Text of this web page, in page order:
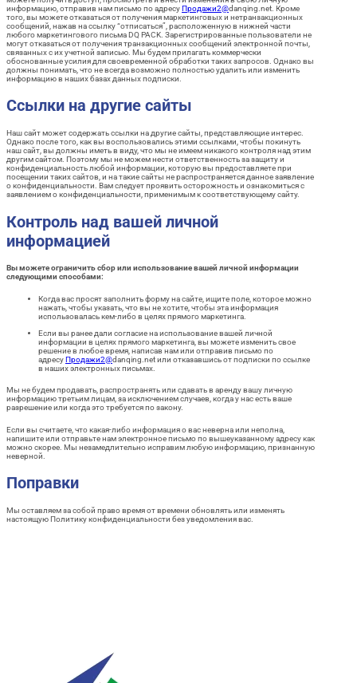
информацию, отправив нам письмо по адресуПродажи2@danqing.net. Кроме
того, вы можете отказаться от получения маркетинговых и нетранзакционных
сообщений, нажав на ссылку “отписаться”, расположенную в нижней части
любого маркетингового письма DQ PACK. Зарегистрированные пользователи не
могут отказаться от получения транзакционных сообщений электронной почты,
связанных с их учетной записью. Мы будем прилагать коммерчески
обоснованные усилия для своевременной обработки таких запросов. Однако вы
должны понимать, что не всегда возможно полностью удалить или изменить
информацию в наших базах данных подписки.
Ссылки на другие сайты
Наш сайт может содержать ссылки на другие сайты, представляющие интерес.
Однако после того, как вы воспользовались этими ссылками, чтобы покинуть
наш сайт, вы должны иметь в виду, что мы не имеем никакого контроля над этим
другим сайтом. Поэтому мы не можем нести ответственность за защиту и
конфиденциальность любой информации, которую вы предоставляете при
посещении таких сайтов, и на такие сайты не распространяется данное заявление
о конфиденциальности. Вам следует проявить осторожность и ознакомиться с
заявлением о конфиденциальности, применимым к соответствующему сайту.
Контроль над вашей личной
информацией
Вы можете ограничить сбор или использование вашей личной информации
следующими способами:
Когда вас просят заполнить форму на сайте, ищите поле, которое можно
нажать, чтобы указать, что вы не хотите, чтобы эта информация
использовалась кем-либо в целях прямого маркетинга.
Если вы ранее дали согласие на использование вашей личной
информации в целях прямого маркетинга, вы можете изменить свое
решение в любое время, написав нам или отправив письмо по
адресуПродажи2@danqing.net или отказавшись от подписки по ссылке
в наших электронных письмах.
Мы не будем продавать, распространять или сдавать в аренду вашу личную
информацию третьим лицам, за исключением случаев, когда у нас есть ваше
разрешение или когда это требуется по закону.
Если вы считаете, что какая-либо информация о вас неверна или неполна,
напишите или отправьте нам электронное письмо по вышеуказанному адресу как
можно скорее. Мы незамедлительно исправим любую информацию, признанную
неверной.
Поправки
Мы оставляем за собой право время от времени обновлять или изменять
настоящую Политику конфиденциальности без уведомления вас.